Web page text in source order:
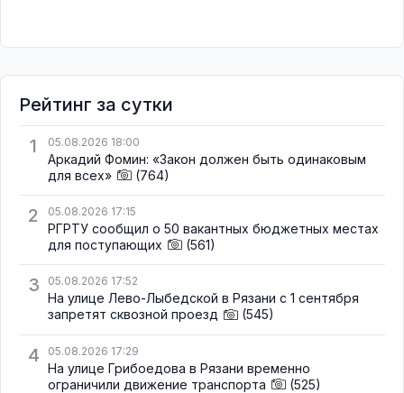
Рейтинг за сутки
1
05.08.2026 18:00
Аркадий Фомин: «Закон должен быть одинаковым
для всех»
(764)
2 05.08.2026 17:15
РГРТУ сообщил о 50 вакантных бюджетных местах
для поступающих
(561)
3 05.08.2026 17:52
На улице Лево-Лыбедской в Рязани с 1 сентября
запретят сквозной проезд
(545)
4 05.08.2026 17:29
На улице Грибоедова в Рязани временно
ограничили движение транспорта
(525)